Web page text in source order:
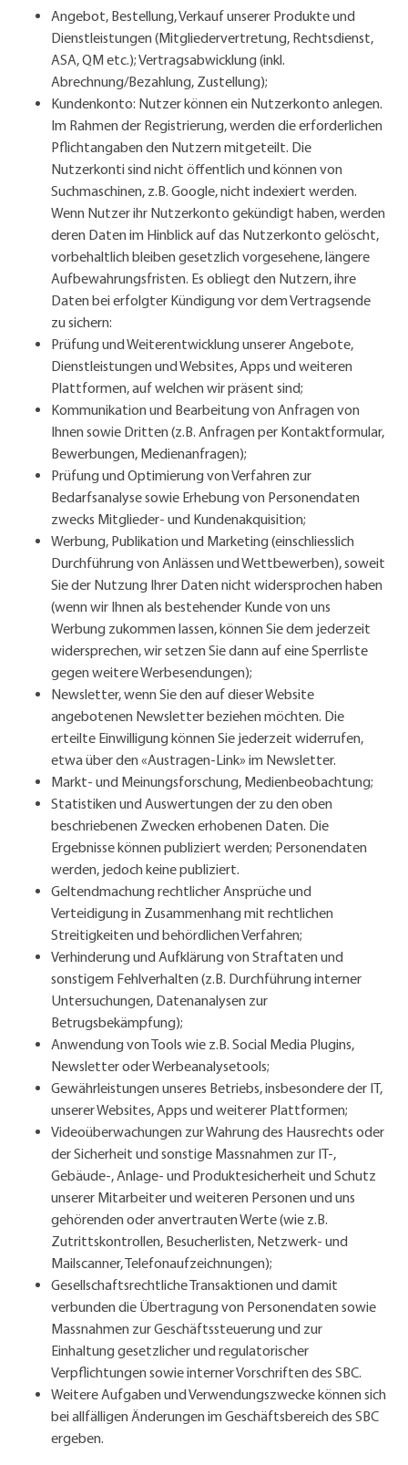
Angebot, Bestellung, Verkauf unserer Produkte und
Dienstleistungen (Mitgliedervertretung, Rechtsdienst,
ASA, QM etc.); Vertragsabwicklung (inkl.
Abrechnung/Bezahlung, Zustellung);
Kundenkonto: Nutzer können ein Nutzerkonto anlegen.
Im Rahmen der Registrierung, werden die erforderlichen
Pflichtangaben den Nutzern mitgeteilt. Die
Nutzerkonti sind nicht öffentlich und können von
Suchmaschinen, z.B. Google, nicht indexiert werden.
Wenn Nutzer ihr Nutzerkonto gekündigt haben, werden
deren Daten im Hinblick auf das Nutzerkonto gelöscht,
vorbehaltlich bleiben gesetzlich vorgesehene, längere
Aufbewahrungsfristen. Es obliegt den Nutzern, ihre
Daten bei erfolgter Kündigung vor dem Vertragsende
zu sichern:
Prüfung und Weiterentwicklung unserer Angebote,
Dienstleistungen und Websites, Apps und weiteren
Plattformen, auf welchen wir präsent sind;
Kommunikation und Bearbeitung von Anfragen von
Ihnen sowie Dritten (z.B. Anfragen per Kontaktformular,
Bewerbungen, Medienanfragen);
Prüfung und Optimierung von Verfahren zur
Bedarfsanalyse sowie Erhebung von Personendaten
zwecks Mitglieder- und Kundenakquisition;
Werbung, Publikation und Marketing (einschliesslich
Durchführung von Anlässen und Wettbewerben), soweit
Sie der Nutzung Ihrer Daten nicht widersprochen haben
(wenn wir Ihnen als bestehender Kunde von uns
Werbung zukommen lassen, können Sie dem jederzeit
widersprechen, wir setzen Sie dann auf eine Sperrliste
gegen weitere Werbesendungen);
Newsletter, wenn Sie den auf dieser Website
angebotenen Newsletter beziehen möchten. Die
erteilte Einwilligung können Sie jederzeit widerrufen,
etwa über den «Austragen-Link» im Newsletter.
Markt- und Meinungsforschung, Medienbeobachtung;
Statistiken und Auswertungen der zu den oben
beschriebenen Zwecken erhobenen Daten. Die
Ergebnisse können publiziert werden; Personendaten
werden, jedoch keine publiziert.
Geltendmachung rechtlicher Ansprüche und
Verteidigung in Zusammenhang mit rechtlichen
Streitigkeiten und behördlichen Verfahren;
Verhinderung und Aufklärung von Straftaten und
sonstigem Fehlverhalten (z.B. Durchführung interner
Untersuchungen, Datenanalysen zur
Betrugsbekämpfung);
Anwendung von Tools wie z.B. Social Media Plugins,
Newsletter oder Werbeanalysetools;
Gewährleistungen unseres Betriebs, insbesondere der IT,
unserer Websites, Apps und weiterer Plattformen;
Videoüberwachungen zur Wahrung des Hausrechts oder
der Sicherheit und sonstige Massnahmen zur IT-,
Gebäude-, Anlage- und Produktesicherheit und Schutz
unserer Mitarbeiter und weiteren Personen und uns
gehörenden oder anvertrauten Werte (wie z.B.
Zutrittskontrollen, Besucherlisten, Netzwerk- und
Mailscanner, Telefonaufzeichnungen);
Gesellschaftsrechtliche Transaktionen und damit
verbunden die Übertragung von Personendaten sowie
Massnahmen zur Geschäftssteuerung und zur
Einhaltung gesetzlicher und regulatorischer
Verpflichtungen sowie interner Vorschriften des SBC.
Weitere Aufgaben und Verwendungszwecke können sich
bei allfälligen Änderungen im Geschäftsbereich des SBC
ergeben.